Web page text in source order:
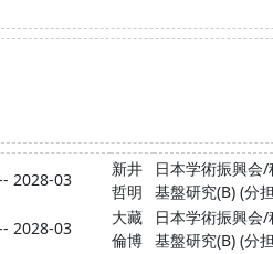
2028-03
新井
哲明
日本学術振興会
基盤研究(B) (分
2028-03
大藏
倫博
日本学術振興会
基盤研究(B) (分